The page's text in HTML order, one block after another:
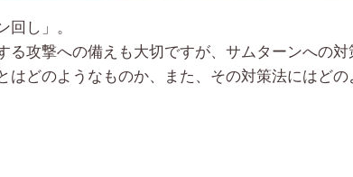
し」。
る攻撃への備えも大切ですが、サムターンへの対
どのようなものか、また、その対策法にはどの